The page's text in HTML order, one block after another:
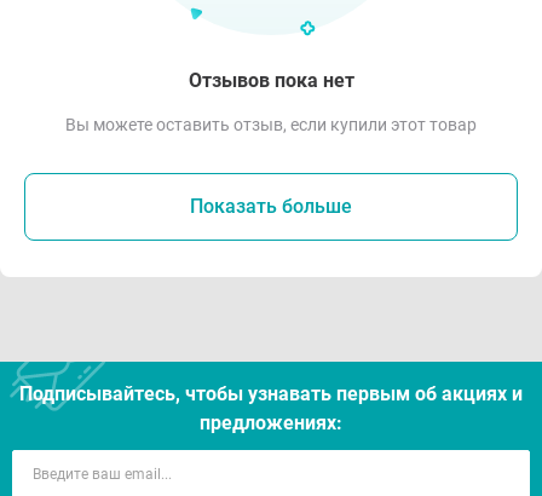
Отзывов пока нет
Вы можете оставить отзыв, если купили этот товар
Показать больше
Подписывайтесь, чтобы узнавать первым об акцияx и
предложениях: